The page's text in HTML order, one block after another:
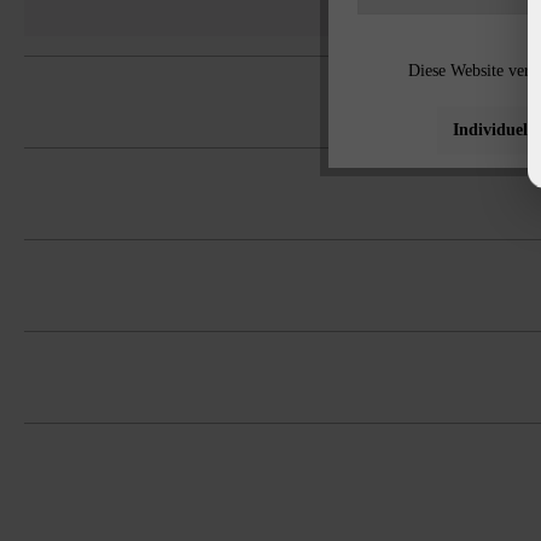
Bitte beachten Sie die
Um bestmögliche Farbgleichheit zu
Universalsteinen sollte in den
Diese Website
Individuelle